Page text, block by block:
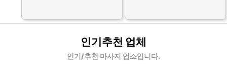
인기추천 업체
인기/추천 마사지 업소입니다.